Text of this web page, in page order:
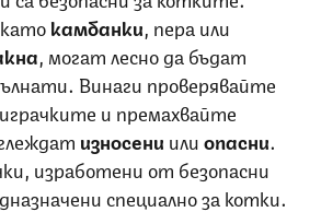
камбанки , пера или
, могат лесно да бъдат
Винаги проверявайте
и премахвайте
износени илиопасни.
изработени от безопасни
специално за котки.